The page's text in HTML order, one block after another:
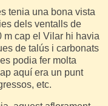
tenia una bona vista
dels ventalls de
m cap el Vilar hi havia
de talús i carbonats
podia fer molta
aquí era un punt
etc.